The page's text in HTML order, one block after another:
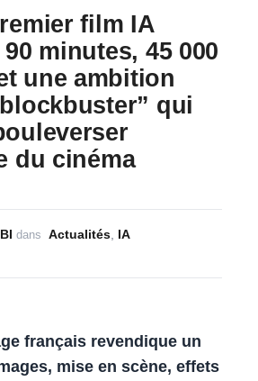
film IA
minutes, 45 000
une ambition
qui
du cinéma
dans Actualités IA
français revendique un
mise en scène, effets